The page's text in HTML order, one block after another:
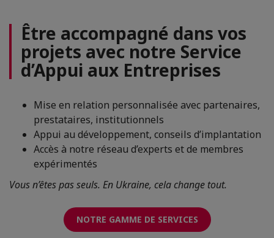
Être accompagné dans vos
projets avec notre Service
d’Appui aux Entreprises
Mise en relation personnalisée avec partenaires,
prestataires, institutionnels
Appui au développement, conseils d’implantation
Accès à notre réseau d’experts et de membres
expérimentés
Vous n’êtes pas seuls. En Ukraine, cela change tout.
NOTRE GAMME DE SERVICES